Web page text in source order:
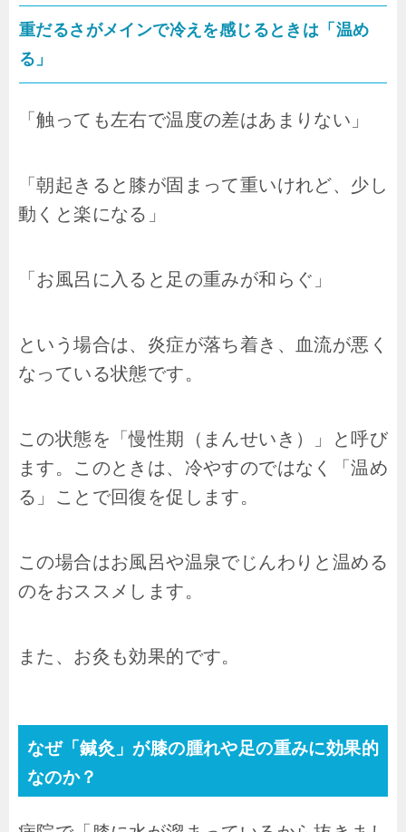
重だるさがメインで冷えを感じるときは「温め
る」
「触っても左右で温度の差はあまりない」
「朝起きると膝が固まって重いけれど、少し
動くと楽になる」
「お風呂に入ると足の重みが和らぐ」
という場合は、炎症が落ち着き、血流が悪く
なっている状態です。
この状態を「慢性期（まんせいき）」と呼び
ます。このときは、冷やすのではなく「温め
る」ことで回復を促します。
この場合はお風呂や温泉でじんわりと温める
のをおススメします。
また、お灸も効果的です。
なぜ「鍼灸」が膝の腫れや足の重みに効果的
なのか？